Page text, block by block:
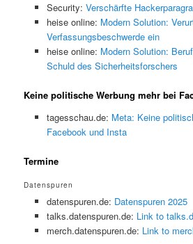
Security: Verschärfte
heise online: Modern Solution:
Verfassungsbeschwerde ein
heise online: Modern Solution:
Schuld des Sicherheitsforschers
Keine politische Werbung mehr bei
tagesschau.de: Meta: Keine
Facebook und Insta
Termine
Datenspuren
datenspuren.de: Datenspuren 2025
talks.datenspuren.de: Link to
merch.datenspuren.de: Link to